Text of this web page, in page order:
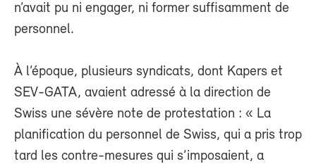
n’avait pu ni engager, ni former suffisamment de
personnel.
À l’époque, plusieurs syndicats, dont Kapers et
SEV-GATA, avaient adressé à la direction de
Swiss une sévère note de protestation : « La
planification du personnel de Swiss, qui a pris trop
tard les contre-mesures qui s’imposaient, a